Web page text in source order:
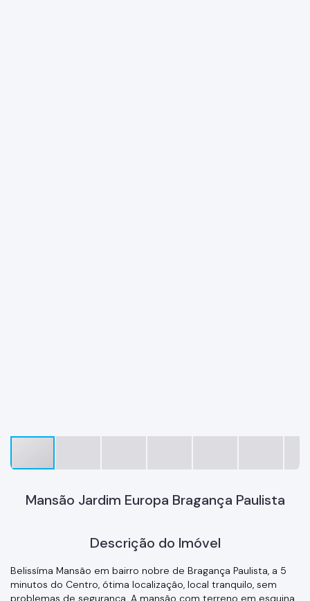
Mansão Jardim Europa Bragança Paulista
Descrição do Imóvel
Belissíma Mansão em bairro nobre de Bragança Paulista, a 5
minutos do Centro, ótima localização, local tranquilo, sem
problemas de segurança. A mansão com terreno em esquina,